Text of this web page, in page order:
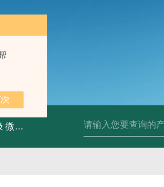
微水仪干燥管 张力测定仪样品杯玻璃杯